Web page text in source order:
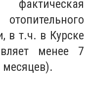
в т.ч. в Курске
менее 7
месяцев).